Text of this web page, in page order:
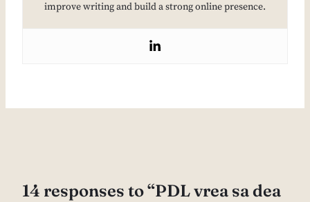
improve writing and build a strong online presence.
14 responses to “PDL vrea sa dea